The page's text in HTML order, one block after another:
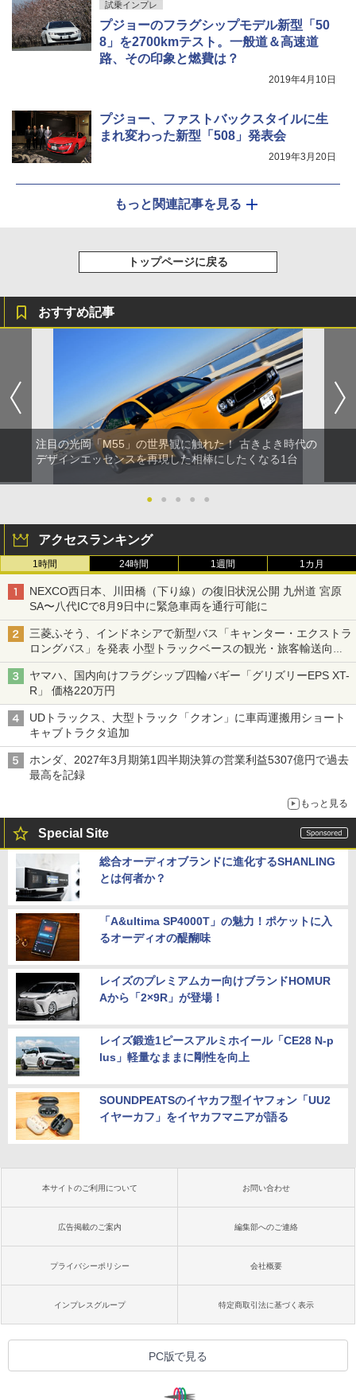
試乗インプレ
プジョーのフラグシップモデル新型「50
8」を2700kmテスト。一般道＆高速道
路、その印象と燃費は？
2019年4月10日
プジョー、ファストバックスタイルに生
まれ変わった新型「508」発表会
2019年3月20日
もっと関連記事を見る
トップページに戻る
おすすめ記事
注目の光岡「M55」の世界観に触れた！ 古きよき時代の
デザインエッセンスを再現した相棒にしたくなる1台
● ● ● ● ●
アクセスランキング
1時間 24時間 1週間 1カ月
NEXCO西日本、川田橋（下り線）の復旧状況公開 九州道 宮原
SA〜八代ICで8月9日中に緊急車両を通行可能に
三菱ふそう、インドネシアで新型バス「キャンター・エクストラ
ロングバス」を発表 小型トラックベースの観光・旅客輸送向け
バス
ヤマハ、国内向けフラグシップ四輪バギー「グリズリーEPS XT-
R」 価格220万円
UDトラックス、大型トラック「クオン」に車両運搬用ショート
キャブトラクタ追加
ホンダ、2027年3月期第1四半期決算の営業利益5307億円で過去
最高を記録
もっと見る
Special Site
総合オーディオブランドに進化するSHANLING
とは何者か？
「A&ultima SP4000T」の魅力！ポケットに入
るオーディオの醍醐味
レイズのプレミアムカー向けブランドHOMUR
Aから「2×9R」が登場！
レイズ鍛造1ピースアルミホイール「CE28 N-p
lus」軽量なままに剛性を向上
SOUNDPEATSのイヤカフ型イヤフォン「UU2
イヤーカフ」をイヤカフマニアが語る
本サイトのご利用について お問い合わせ
広告掲載のご案内 編集部へのご連絡
プライバシーポリシー 会社概要
インプレスグループ 特定商取引法に基づく表示
PC版で見る